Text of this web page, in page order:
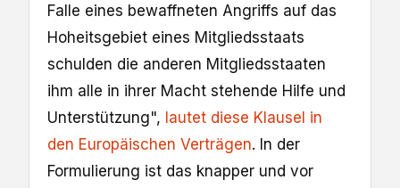
Falle eines bewaffneten Angriffs auf das
Hoheitsgebiet eines Mitgliedsstaats
schulden die anderen Mitgliedsstaaten
ihm alle in ihrer Macht stehende Hilfe und
Unterstützung", lautet diese Klausel in
den Europäischen Verträgen. In der
Formulierung ist das knapper und vor